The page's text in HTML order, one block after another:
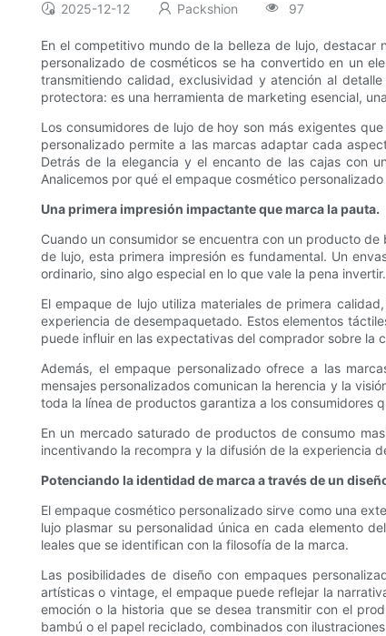
2025-12-12 Packshion 97
En el competitivo mundo de la belleza de lujo,
personalizado de cosméticos se ha convertido en un
transmitiendo calidad, exclusividad y atención al
protectora: es una herramienta de marketing esencial,
Los consumidores de lujo de hoy son más exigentes
personalizado permite a las marcas adaptar cada
Detrás de la elegancia y el encanto de las cajas con
Analicemos por qué el empaque cosmético
Una primera impresión impactante que marca la pauta.
Cuando un consumidor se encuentra con un producto
de lujo, esta primera impresión es fundamental. Un
ordinario, sino algo especial en lo que vale la pena invertir.
El empaque de lujo utiliza materiales de primera
experiencia de desempaquetado. Estos elementos
puede influir en las expectativas del comprador sobre la
Además, el empaque personalizado ofrece a las
mensajes personalizados comunican la herencia y la
toda la línea de productos garantiza a los consumidores
En un mercado saturado de productos de consumo
incentivando la recompra y la difusión de la experiencia
Potenciando la identidad de marca a través de un
El empaque cosmético personalizado sirve como una
lujo plasmar su personalidad única en cada elemento
leales que se identifican con la filosofía de la marca.
Las posibilidades de diseño con empaques
artísticas o vintage, el empaque puede reflejar la
emoción o la historia que se desea transmitir con el
bambú o el papel reciclado, combinados con